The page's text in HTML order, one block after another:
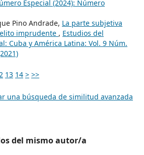
Especial (2024): Número
Pino Andrade, La parte subjetiva
imprudente , Estudios del
Cuba y América Latina: Vol. 9 Núm.
13 14 > >>
una búsqueda de similitud avanzada
del mismo autor/a